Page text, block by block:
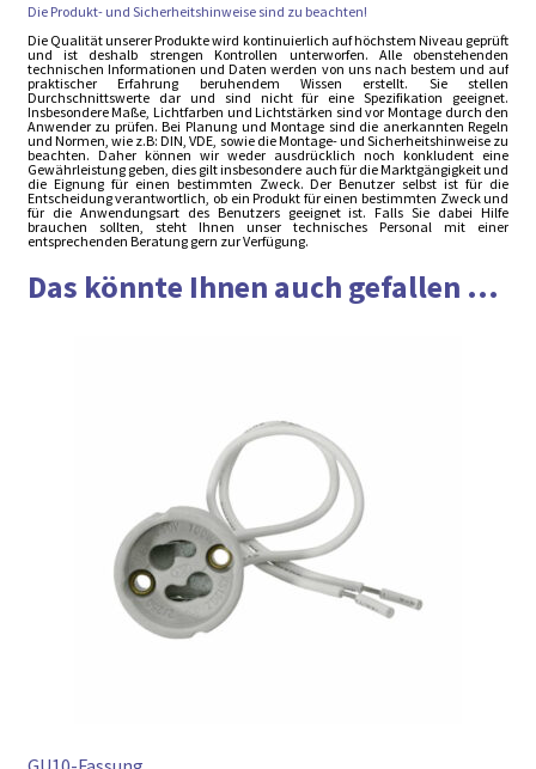
Die Produkt- und Sicherheitshinweise sind zu beachten!
Die Qualität unserer Produkte wird kontinuierlich auf höchstem Niveau geprüft
und ist deshalb strengen Kontrollen unterworfen. Alle obenstehenden
technischen Informationen und Daten werden von uns nach bestem und auf
praktischer Erfahrung beruhendem Wissen erstellt. Sie stellen
Durchschnittswerte dar und sind nicht für eine Spezifikation geeignet.
Insbesondere Maße, Lichtfarben und Lichtstärken sind vor Montage durch den
Anwender zu prüfen. Bei Planung und Montage sind die anerkannten Regeln
und Normen, wie z.B: DIN, VDE, sowie die Montage- und Sicherheitshinweise zu
beachten. Daher können wir weder ausdrücklich noch konkludent eine
Gewährleistung geben, dies gilt insbesondere auch für die Marktgängigkeit und
die Eignung für einen bestimmten Zweck. Der Benutzer selbst ist für die
Entscheidung verantwortlich, ob ein Produkt für einen bestimmten Zweck und
für die Anwendungsart des Benutzers geeignet ist. Falls Sie dabei Hilfe
brauchen sollten, steht Ihnen unser technisches Personal mit einer
entsprechenden Beratung gern zur Verfügung.
Das könnte Ihnen auch gefallen ...